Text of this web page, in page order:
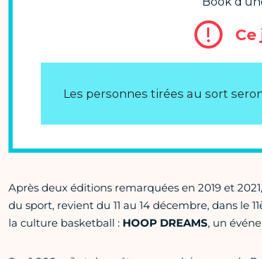
Après deux éditions remarquées en 2019 et 2021,
du sport, revient du 11 au 14 décembre, dans le
la culture basketball : HOOP DREAMS, un